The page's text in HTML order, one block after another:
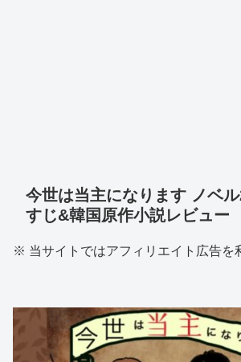
今世は当主になります ノベ
すじ&韓国原作小説レビュー
※ 当サイトではアフィリエイト広告を